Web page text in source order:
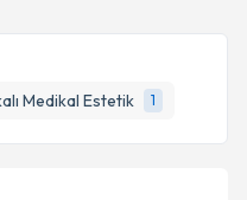
Medikal Estetik 1